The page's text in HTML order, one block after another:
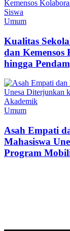
Umum
Kualitas
dan
hingga
Umum
Asah Empati
Mahasiswa
Program